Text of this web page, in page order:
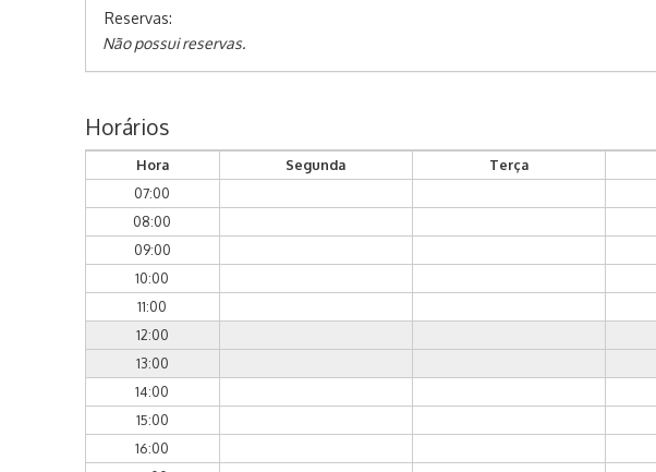
Reservas:
Não possui reservas.
Horários
Hora Segunda Terça
07:00
08:00
09:00
10:00
11:00
12:00
13:00
14:00
15:00
16:00